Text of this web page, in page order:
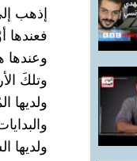
إذهب
فعندها
وعندها
وتلكَ
ولديها
ولديها